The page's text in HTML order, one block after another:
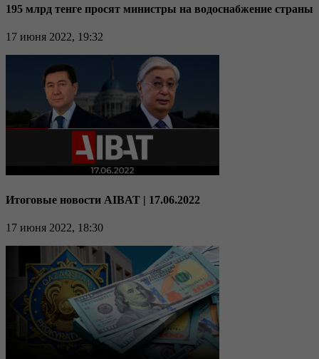
195 млрд тенге просят министры на водоснабжение страны
17 июня 2022, 19:32
Итоговые новости AIBAT | 17.06.2022
17 июня 2022, 18:30